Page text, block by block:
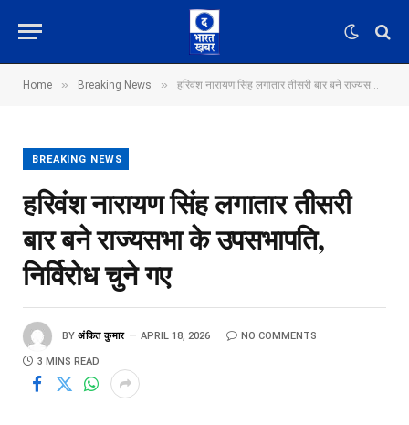
Home » Breaking News » हरिवंश नारायण सिंह लगातार तीसरी बार बने राज्यसभा के उपसभापति, निर्विरोध चुने गए
BREAKING NEWS
हरिवंश नारायण सिंह लगातार तीसरी
बार बने राज्यसभा के उपसभापति,
निर्विरोध चुने गए
BY अंकित कुमार APRIL 18, 2026 NO COMMENTS
3 MINS READ